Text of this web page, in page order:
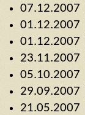
01.12.2007
23.11.2007
05.10.2007
29.09.2007